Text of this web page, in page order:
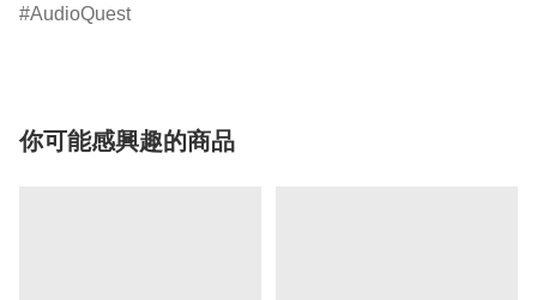
AudioQuest
你可能感興趣的商品